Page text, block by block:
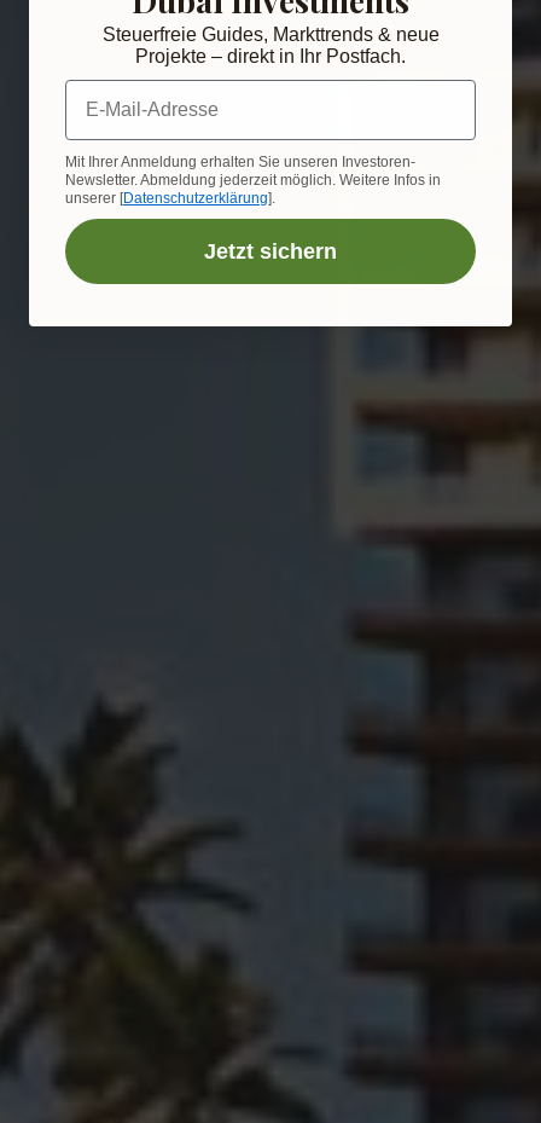
Steuerfreie Guides, Markttrends & neue
Projekte – direkt in Ihr Postfach.
E-Mail-Adresse
Mit Ihrer Anmeldung erhalten Sie unseren Investoren-
Newsletter. Abmeldung jederzeit möglich. Weitere Infos in
unserer [Datenschutzerklärung].
Jetzt sichern